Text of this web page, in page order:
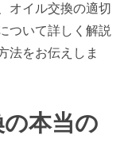
オイル交換の適切
ついて詳しく解説
法をお伝えしま
本当の